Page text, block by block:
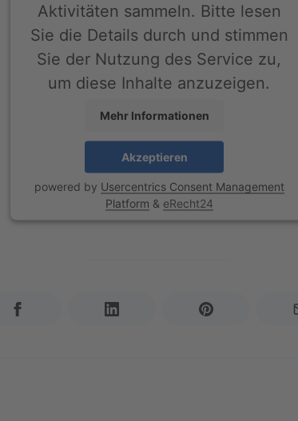
Aktivitäten sammeln. Bitte lesen
Sie die Details durch und stimmen
Sie der Nutzung des Service zu,
um diese Inhalte anzuzeigen.
Mehr Informationen
Akzeptieren
powered by Usercentrics Consent Management
Platform & eRecht24